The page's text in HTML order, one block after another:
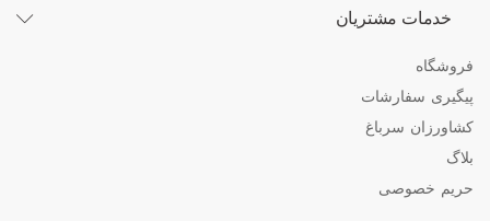
خدمات مشتریان
فروشگاه
پیگیری سفارشات
کشاورزان سرباغ
بلاگ
حریم خصوصی